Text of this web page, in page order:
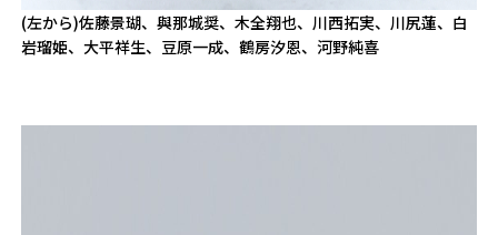
(左から)佐藤景瑚、與那城奨、木全翔也、川西拓実、川尻蓮、白
岩瑠姫、大平祥生、豆原一成、鶴房汐恩、河野純喜